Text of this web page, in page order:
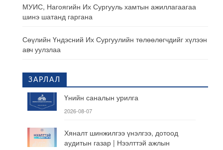
МУИС, Нагоягийн Их Сургууль хамтын ажиллагаагаа
шинэ шатанд гаргана
Сөүлийн Үндэсний Их Сургуулийн төлөөлөгчдийг хүлээн
авч уулзлаа
ЗАРЛАЛ
Үнийн саналын урилга
2026-08-07
Хяналт шинжилгээ үнэлгээ, дотоод
аудитын газар | Нээлттэй ажлын